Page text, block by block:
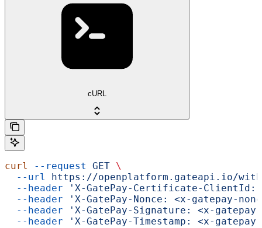
cURL
curl --request GET \
  --url
https://openplatform.gateapi.io/
  --header
'X-GatePay-Certificate-
  --header
'X-GatePay-Nonce: <x-gatepay-
  --header
'X-GatePay-Signature: <x-
  --header
'X-GatePay-Timestamp: <x-